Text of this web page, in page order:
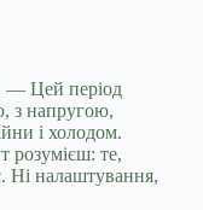
— Цей період
з напругою,
і холодом.
розумієш: те,
Ні налаштування,